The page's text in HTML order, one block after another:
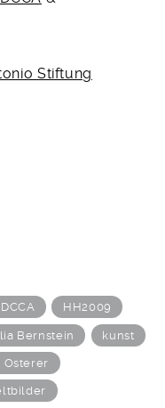
Stiftung
HH2009
Bernstein kunst
Osterer